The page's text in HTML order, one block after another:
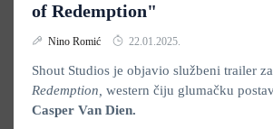
of Redemption"
Nino Romić 22.01.2025.
Shout Studios je objavio službeni trailer za
Redemption, western čiju glumačku
Casper Van Dien.